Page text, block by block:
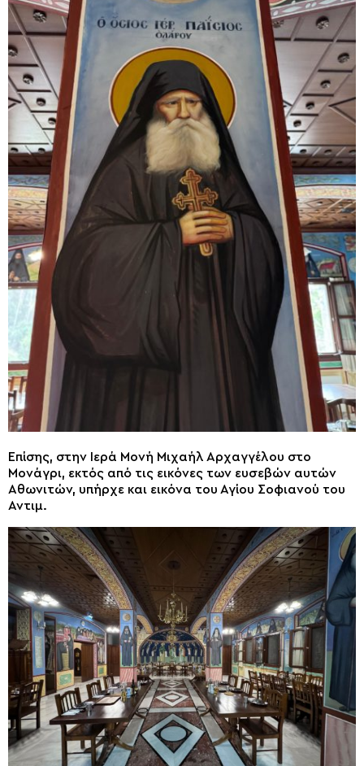
Επίσης, στην Ιερά Μονή Μιχαήλ Αρχαγγέλου στο
Μονάγρι, εκτός από τις εικόνες των ευσεβών αυτών
Αθωνιτών, υπήρχε και εικόνα του Αγίου Σοφιανού του
Αντιμ.